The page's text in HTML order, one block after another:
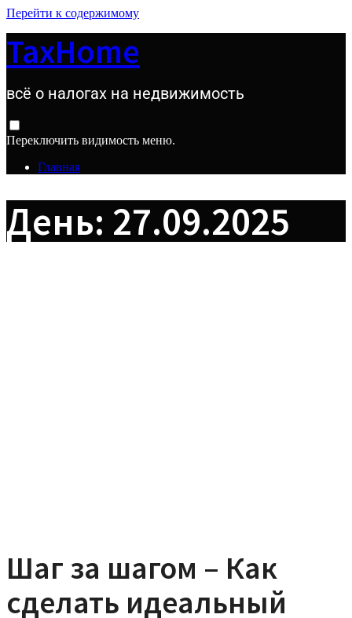
Перейти к содержимому
TaxHome
всё о налогах на недвижимость
Переключить видимость меню.
Главная
День: 27.09.2025
Шаг за шагом – Как
сделать идеальный